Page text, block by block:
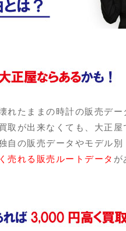
れたままの時計の販売デー
取が出来なくても、大正屋
自の販売データやモデル別
売れる販売ルートデータ が